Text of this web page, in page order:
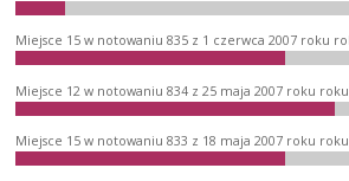
Miejsce 15 w notowaniu 835 z 1 czerwca 2007 roku
Miejsce 12 w notowaniu 834 z 25 maja 2007 roku roku
Miejsce 15 w notowaniu 833 z 18 maja 2007 roku roku